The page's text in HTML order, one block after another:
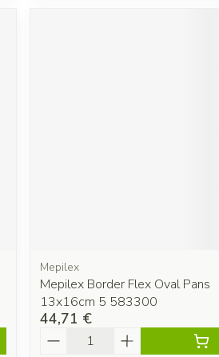
Mepilex
Mepilex Border Flex Oval Pans
13x16cm 5 583300
44,71 €
Quantité